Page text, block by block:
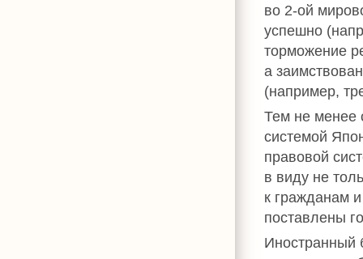
во 2-ой
успешно
торможение
а
(например,
Тем не менее
системой
правовой
в виду не
к гражданам
поставлены
Иностранный